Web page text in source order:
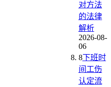
对方法
的法律
解析
2026-08-
06
8下班时
间工伤
认定流